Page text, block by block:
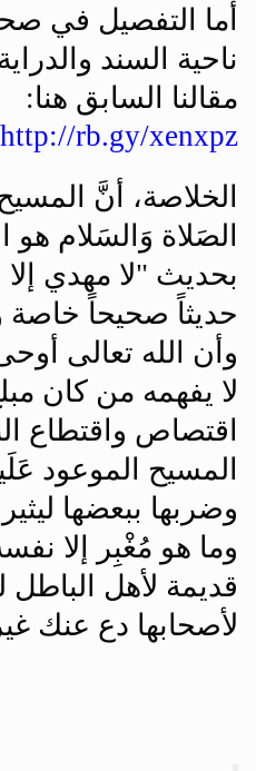
أما التفصيل في
ناحية السند
مقالنا السابق هنا:
http://rb.gy/xenxpz
الخلاصة، أنَّ
الصَلاة وَالسَلام
بحديث "لا مهدي
حديثاً صحيحاً خاصة
وأن الله تعالى
لا يفهمه من كان
اقتصاص واقتطاع
المسيح الموعود
وضربها ببعضها
وما هو مُغْبِر إلا
قديمة لأهل الباطل
لأصحابها دع عنك